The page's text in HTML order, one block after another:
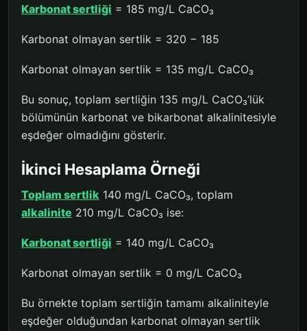
Karbonat sertliği = 185 mg/L CaCO₃
Karbonat olmayan sertlik = 320 − 185
Karbonat olmayan sertlik = 135 mg/L CaCO₃
Bu sonuç, toplam sertliğin 135 mg/L CaCO₃’lük
bölümünün karbonat ve bikarbonat alkalinitesiyle
eşdeğer olmadığını gösterir.
İkinci Hesaplama Örneği
Toplam sertlik 140 mg/L CaCO₃, toplam
alkalinite 210 mg/L CaCO₃ ise:
Karbonat sertliği = 140 mg/L CaCO₃
Karbonat olmayan sertlik = 0 mg/L CaCO₃
Bu örnekte toplam sertliğin tamamı alkaliniteyle
eşdeğer olduğundan karbonat olmayan sertlik